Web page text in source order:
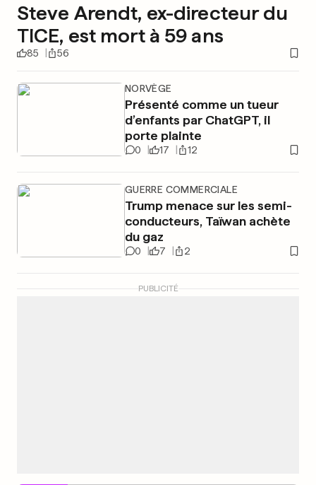
Steve Arendt, ex-directeur du
TICE, est mort à 59 ans
85 56
NORVÈGE
Présenté comme un tueur
d’enfants par ChatGPT, il
porte plainte
0 17 12
GUERRE COMMERCIALE
Trump menace sur les semi-
conducteurs, Taïwan achète
du gaz
0 7 2
PUBLICITÉ